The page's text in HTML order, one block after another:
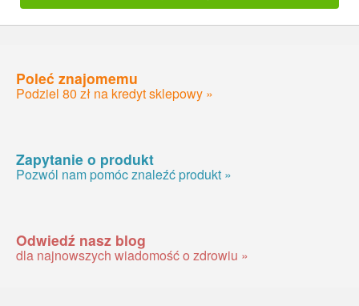
Poleć znajomemu
Podziel 80 zł na kredyt sklepowy »
Zapytanie o produkt
Pozwól nam pomóc znaleźć produkt »
Odwiedź nasz blog
dla najnowszych wiadomość o zdrowiu »